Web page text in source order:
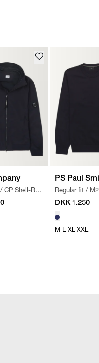
/ CP Shell-R
PS Paul
Regular fit /
NAVY
DKK 1.250
M L XL XXL